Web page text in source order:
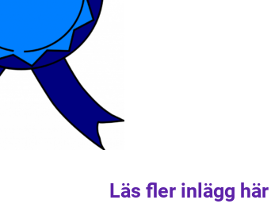
Läs fler inlägg här